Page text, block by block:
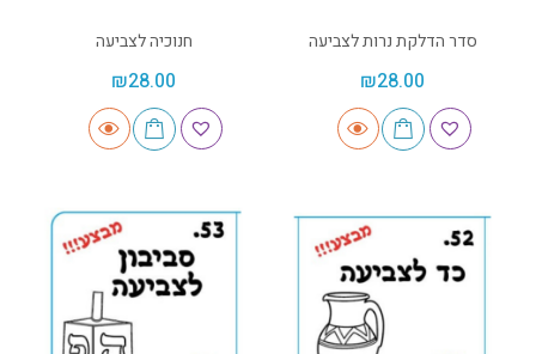
סדר הדלקת נרות לצביעה
₪28.00
חנוכיה לצביעה
₪28.00